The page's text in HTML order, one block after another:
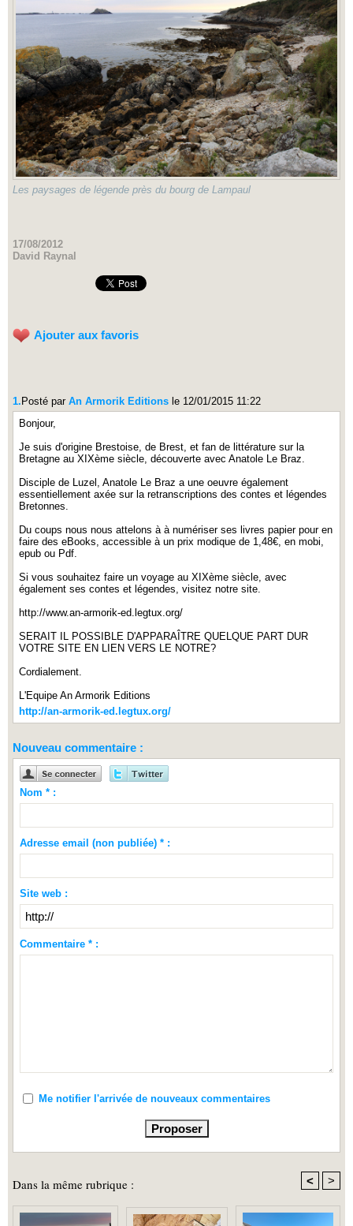
Les paysages de légende près du bourg de Lampaul
17/08/2012
David Raynal
Ajouter aux favoris
1. Posté par An Armorik Editions le 12/01/2015 11:22
Bonjour,
Je suis d'origine Brestoise, de Brest, et fan de littérature sur la
Bretagne au XIXème siècle, découverte avec Anatole Le Braz.
Disciple de Luzel, Anatole Le Braz a une oeuvre également
essentiellement axée sur la retranscriptions des contes et légendes
Bretonnes.
Du coups nous nous attelons à à numériser ses livres papier pour en
faire des eBooks, accessible à un prix modique de 1,48€, en mobi,
epub ou Pdf.
Si vous souhaitez faire un voyage au XIXème siècle, avec
également ses contes et légendes, visitez notre site.
http://www.an-armorik-ed.legtux.org/
SERAIT IL POSSIBLE D'APPARAÎTRE QUELQUE PART DUR
VOTRE SITE EN LIEN VERS LE NOTRE?
Cordialement.
L'Equipe An Armorik Editions
http://an-armorik-ed.legtux.org/
Nouveau commentaire :
Nom * :
Adresse email (non publiée) * :
Site web :
Commentaire * :
Me notifier l'arrivée de nouveaux commentaires
Dans la même rubrique : < >